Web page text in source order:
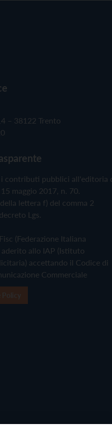
– 38122 Trento
i contributi pubblici all'editoria
maggio 2017, n. 70.
lettera f) del comma 2
Lgs.
(Federazione Italiana
allo IAP (Istituto
accettando il Codice di
Commerciale